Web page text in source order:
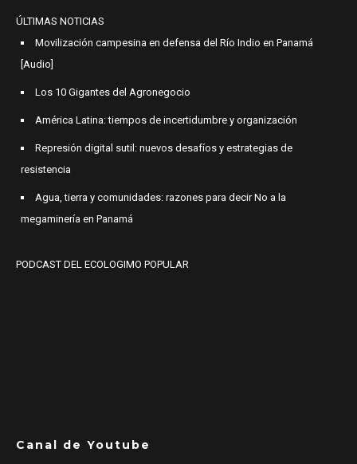
ÚLTIMAS NOTICIAS
Movilización campesina en defensa del Río Indio en Panamá
[Audio]
Los 10 Gigantes del Agronegocio
América Latina: tiempos de incertidumbre y organización
Represión digital sutil: nuevos desafíos y estrategias de
resistencia
Agua, tierra y comunidades: razones para decir No a la
megaminería en Panamá
PODCAST DEL ECOLOGIMO POPULAR
Canal de Youtube